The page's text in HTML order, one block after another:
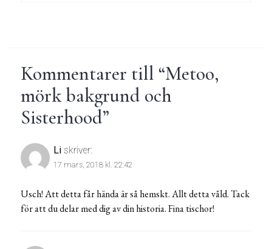
Kommentarer till “Metoo,
mörk bakgrund och
Sisterhood”
Li skriver:
17 mars, 2018 kl. 22:42
Usch! Att detta får hända är så hemskt. Allt detta våld. Tack
för att du delar med dig av din historia. Fina tischor!